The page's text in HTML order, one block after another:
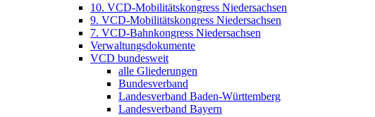
10. VCD-Mobilitätskongress Niedersachsen
9. VCD-Mobilitätskongress Niedersachsen
7. VCD-Bahnkongress Niedersachsen
Verwaltungsdokumente
VCD bundesweit
alle Gliederungen
Bundesverband
Landesverband Baden-Württemberg
Landesverband Bayern